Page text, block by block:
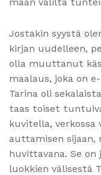
Jostakin syystä
kirjan uudelleen,
olla muuttanut
maalaus, joka on
Tarina oli
taas toiset
kuvitella,
auttamisen
huvittavana. Se
luokkien välisestä